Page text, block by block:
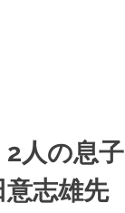
人の息子
志雄先